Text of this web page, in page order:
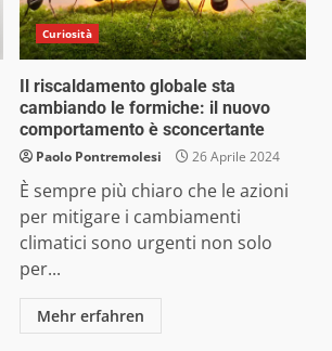
Curiosità
Il riscaldamento globale sta
cambiando le formiche: il nuovo
comportamento è sconcertante
Paolo Pontremolesi 26 Aprile 2024
È sempre più chiaro che le azioni
per mitigare i cambiamenti
climatici sono urgenti non solo
per...
Mehr erfahren